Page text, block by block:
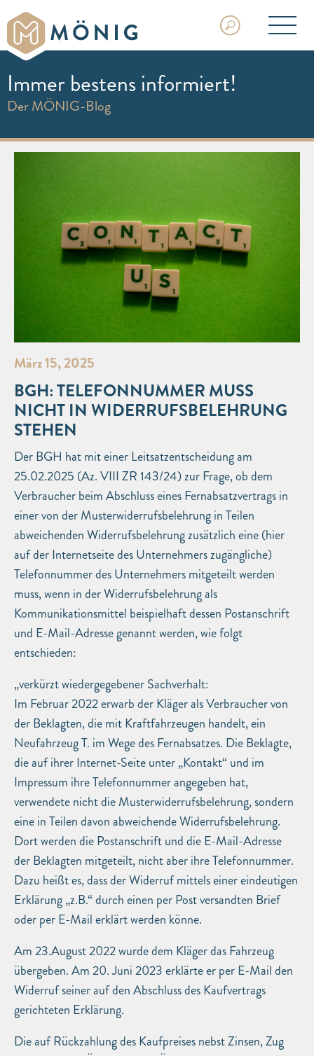
Immer bestens informiert!
Der MÖNIG-Blog
März 15, 2025
BGH: TELEFONNUMMER MUSS
NICHT IN WIDERRUFSBELEHRUNG
STEHEN
Der BGH hat mit einer Leitsatzentscheidung am
25.02.2025 (Az. VIII ZR 143/24) zur Frage, ob dem
Verbraucher beim Abschluss eines Fernabsatzvertrags in
einer von der Musterwiderrufsbelehrung in Teilen
abweichenden Widerrufsbelehrung zusätzlich eine (hier
auf der Internetseite des Unternehmers zugängliche)
Telefonnummer des Unternehmers mitgeteilt werden
muss, wenn in der Widerrufsbelehrung als
Kommunikationsmittel beispielhaft dessen Postanschrift
und E-Mail-Adresse genannt werden, wie folgt
entschieden:
„verkürzt wiedergegebener Sachverhalt:
Im Februar 2022 erwarb der Kläger als Verbraucher von
der Beklagten, die mit Kraftfahrzeugen handelt, ein
Neufahrzeug T. im Wege des Fernabsatzes. Die Beklagte,
die auf ihrer Internet-Seite unter „Kontakt“ und im
Impressum ihre Telefonnummer angegeben hat,
verwendete nicht die Musterwiderrufsbelehrung, sondern
eine in Teilen davon abweichende Widerrufsbelehrung.
Dort werden die Postanschrift und die E-Mail-Adresse
der Beklagten mitgeteilt, nicht aber ihre Telefonnummer.
Dazu heißt es, dass der Widerruf mittels einer eindeutigen
Erklärung „z.B.“ durch einen per Post versandten Brief
oder per E-Mail erklärt werden könne.
Am 23.August 2022 wurde dem Kläger das Fahrzeug
übergeben. Am 20. Juni 2023 erklärte er per E-Mail den
Widerruf seiner auf den Abschluss des Kaufvertrags
gerichteten Erklärung.
Die auf Rückzahlung des Kaufpreises nebst Zinsen, Zug